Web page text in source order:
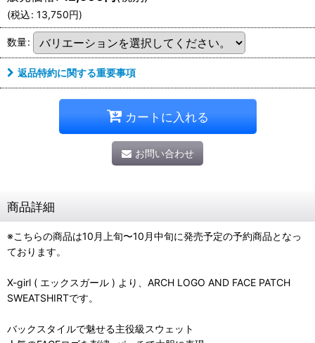
(税込: 13,750円)
数量:
返品特約に関する重要事項
カートに入れる
お問い合わせ
商品詳細
※こちらの商品は10月上旬〜10月中旬に発売予定の予約商品となっ
ております。
X-girl ( エックスガール ) より、ARCH LOGO AND FACE PATCH
SWEATSHIRTです。
バックスタイルで魅せる主役級スウェット